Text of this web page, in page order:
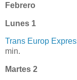
Febrero
Lunes 1
Trans Europ
min.
Martes 2